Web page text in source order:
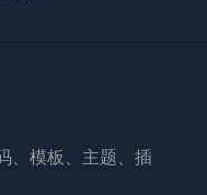
、模板、主题、插